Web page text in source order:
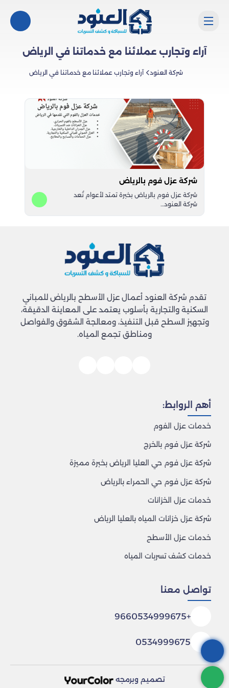
آراء وتجارب عملائنا مع خدماتنا في الرياض
شركة العنود آراء وتجارب عملائنا مع خدماتنا في الرياض
شركة عزل فوم بالرياض
شركة عزل فوم بالرياض بخبرة تمتد لأعوام تُعد
شركة العنود…
تقدم شركة العنود أعمال عزل الأسطح بالرياض للمباني
السكنية والتجارية بأسلوب يعتمد على المعاينة الدقيقة،
وتجهيز السطح قبل التنفيذ، ومعالجة الشقوق والفواصل
ومناطق تجمع المياه.
أهم الروابط:
خدمات عزل الفوم
شركة عزل فوم بالخرج
شركة عزل فوم حي العليا الرياض بخبرة مميزة
شركة عزل فوم حي الحمراء بالرياض
خدمات عزل الخزانات
شركة عزل خزانات المياه بالعليا الرياض
خدمات عزل الأسطح
خدمات كشف تسربات المياه
تواصل معنا
+9660534999675
0534999675
تصميم وبرمجه